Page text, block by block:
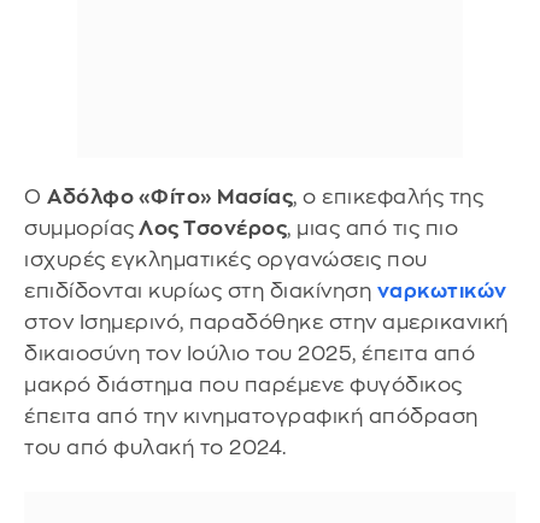
Ο Αδόλφο «Φίτο» Μασίας, ο επικεφαλής της
συμμορίας Λος Τσονέρος, μιας από τις πιο
ισχυρές εγκληματικές οργανώσεις που
επιδίδονται κυρίως στη διακίνηση ναρκωτικών
στον Ισημερινό, παραδόθηκε στην αμερικανική
δικαιοσύνη τον Ιούλιο του 2025, έπειτα από
μακρό διάστημα που παρέμενε φυγόδικος
έπειτα από την κινηματογραφική απόδραση
του από φυλακή το 2024.